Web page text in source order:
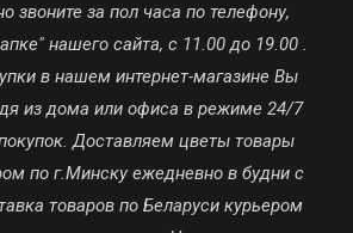
звоните за пол часа по телефону,
нашего сайта, с 11.00 до 19.00 .
в нашем интернет-магазине Вы
из дома или офиса в режиме 24/7
Доставляем цветы товары
по г.Минску ежедневно в будни с
товаров по Беларуси курьером